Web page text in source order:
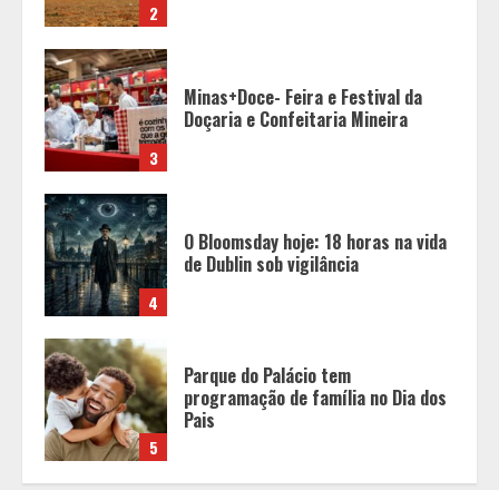
3
4
O Bloomsday hoje: 18 horas na vida
de Dublin sob vigilância
5
Parque do Palácio tem
programação de família no Dia dos
Pais
1
Peregrinação do Instituto Hesed
com imagem de São Miguel chega a
Montes Claros no dia 7 de Agosto